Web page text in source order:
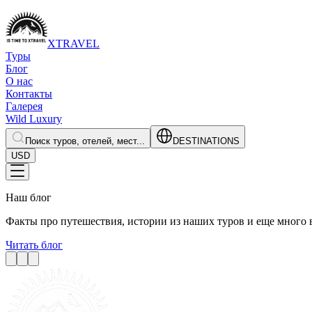
XTRAVEL
Туры
Блог
О нас
Контакты
Галерея
Wild Luxury
Поиск туров, отелей, мест...
DESTINATIONS
USD
Наш блог
Факты про путешествия, истории из наших туров и еще много
Читать блог